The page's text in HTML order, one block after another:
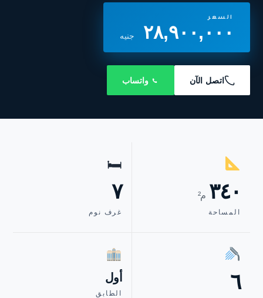
السعر
٢٨,٩٠٠,٠٠٠ جنيه
اتصل الآن واتساب
٣٤٠ م²
المساحة
🛏
٧
غرف نوم
٦ أول
الطابق